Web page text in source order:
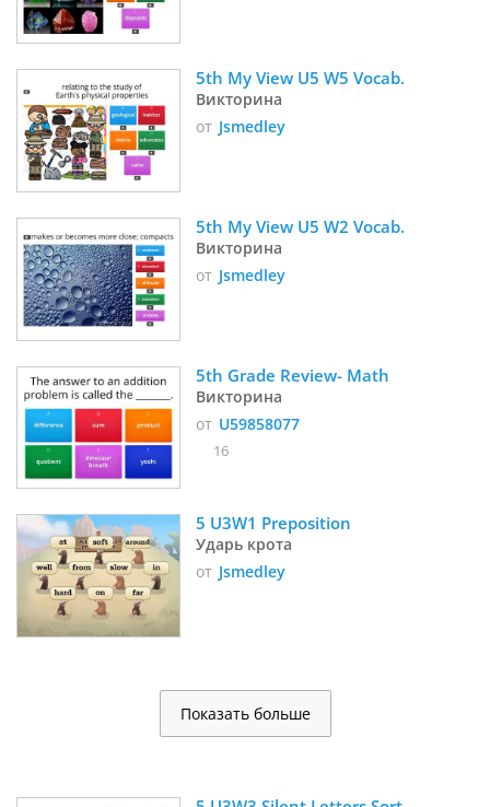
Викторина
от Jsmedley
Викторина
от Jsmedley
Викторина
от U59858077
16
Ударь крота
от Jsmedley
Показать больше